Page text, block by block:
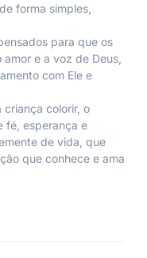
forma simples,
para que os
e a voz de Deus,
com Ele e
criança colorir, o
fé, esperança e
de vida, que
que conhece e ama